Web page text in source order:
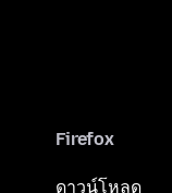
Firefox
ดาวน์โหลด